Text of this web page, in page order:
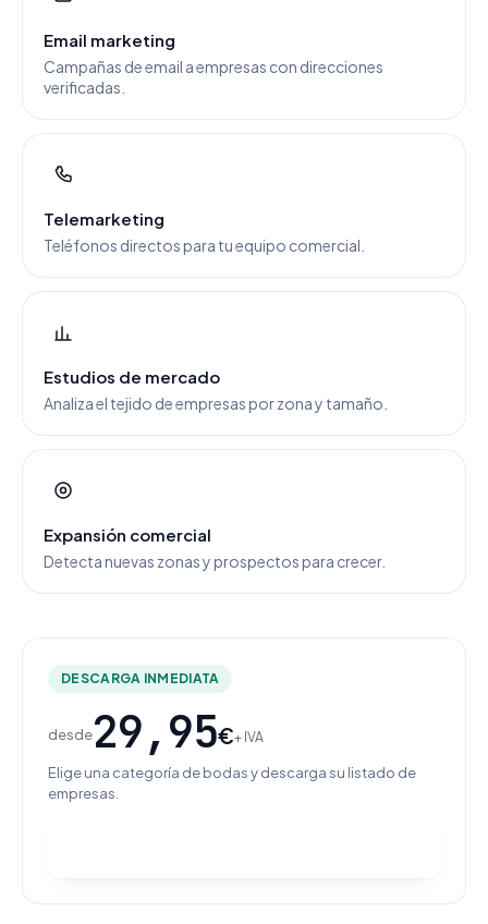
Email marketing
Campañas de email a empresas con direcciones
verificadas.
Telemarketing
Teléfonos directos para tu equipo comercial.
Estudios de mercado
Analiza el tejido de empresas por zona y tamaño.
Expansión comercial
Detecta nuevas zonas y prospectos para crecer.
DESCARGA INMEDIATA
desde29,95€+ IVA
Elige una categoría de bodas y descarga su listado de
empresas.